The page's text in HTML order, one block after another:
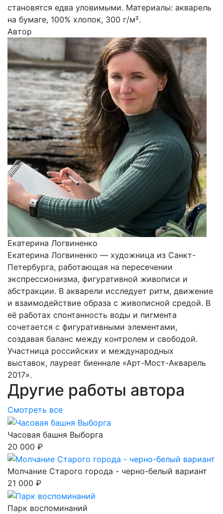
становятся едва уловимыми. Материалы: акварель
на бумаге, 100% хлопок, 300 г/м².
Автор
Екатерина Логвиненко
Екатерина Логвиненко — художница из Санкт-
Петербурга, работающая на пересечении
экспрессионизма, фигуративной живописи и
абстракции. В акварели исследует ритм, движение
и взаимодействие образа с живописной средой. В
её работах спонтанность воды и пигмента
сочетается с фигуративными элементами,
создавая баланс между контролем и свободой.
Участница российских и международных
выставок, лауреат биеннале «Арт-Мост-Акварель
2017».
Другие работы автора
Смотреть все
Часовая башня Выборга
20 000 ₽
Молчание Старого города - черно-белый вариант
21 000 ₽
Парк воспоминаний